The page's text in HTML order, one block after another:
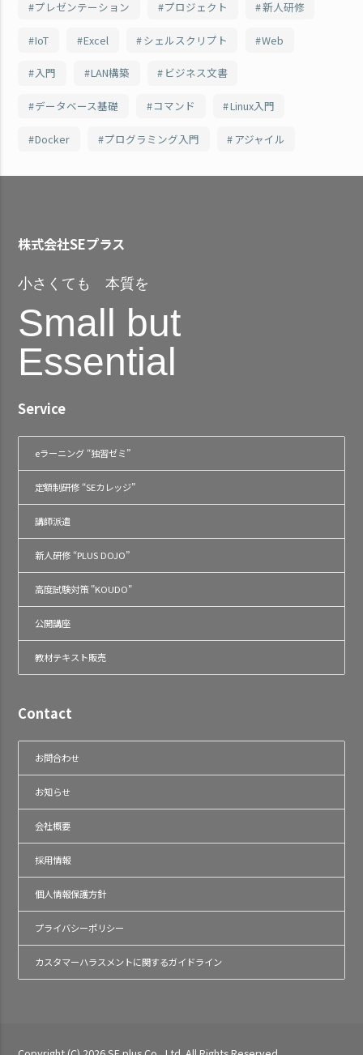
プレゼンテーション プロジェクト 新人研修
IoT Excel シェルスクリプト Web
入門 LAN構築 ビジネス文書
データベース基礎 コマンド Linux入門
Docker プログラミング入門 アジャイル
株式会社SEプラス
小さくても 本質を
Small but
Essential
Service
eラーニング “独習ゼミ”
定額制研修 “SEカレッジ”
講師派遣
新人研修 “PLUS DOJO”
高度試験対策 "KOUDO"
公開講座
教材テキスト販売
Contact
お問合わせ
お知らせ
会社概要
採用情報
個人情報保護方針
プライバシーポリシー
カスタマーハラスメントに関するガイドライン